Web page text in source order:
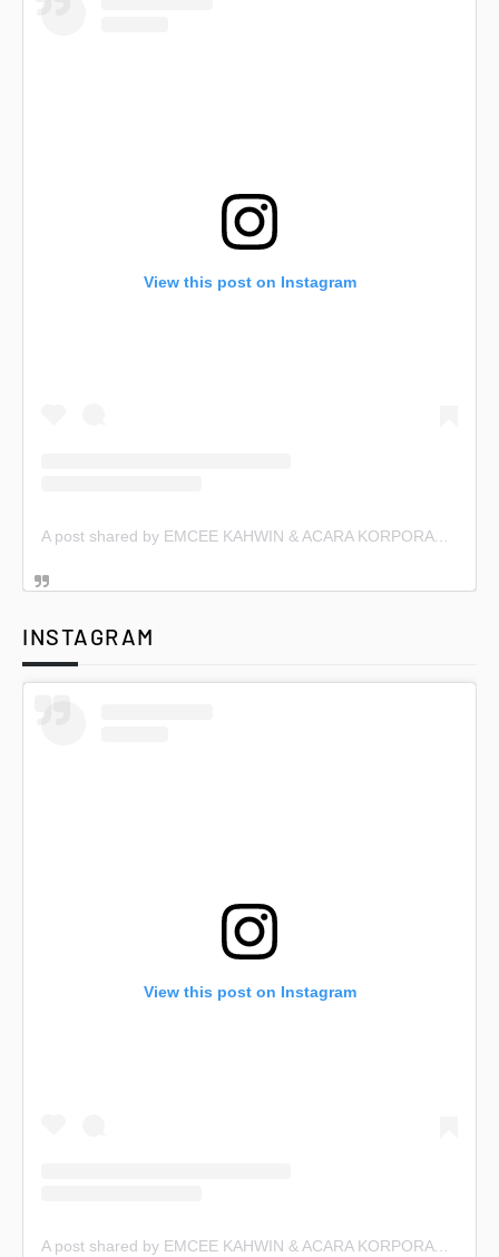
View this post on Instagram
A post shared by EMCEE KAHWIN & ACARA KORPORAT (@emceekahwin)
INSTAGRAM
View this post on Instagram
A post shared by EMCEE KAHWIN & ACARA KORPORAT (@emceekahwin)